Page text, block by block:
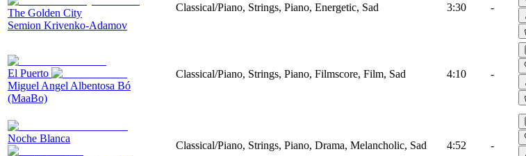
The Golden City
Semion Krivenko-Adamov
Classical/Piano, Strings, Piano, Energetic, Sad 3:30 -
El Puerto
Miguel Angel Albentosa Bó
(MaaBo)
Classical/Piano, Strings, Piano, Filmscore, Film, Sad 4:10 -
Noche Blanca
Classical/Piano, Strings, Piano, Drama, Melancholic, Sad 4:52 -